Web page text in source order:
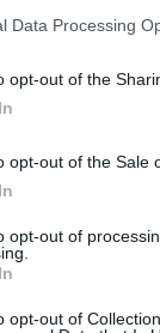
Data Processing
opt-out of the
opt-out of the Sale
opt-out of
opt-out of
νήπια,
της, τη
της, που
αυτούς
πολλές